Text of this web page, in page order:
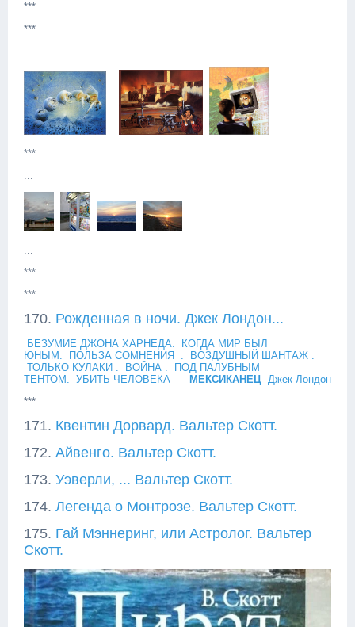
***
***
***
...
...
***
***
170. Рожденная в ночи. Джек Лондон...
БЕЗУМИЕ ДЖОНА ХАРНЕДА.
КОГДА МИР БЫЛ
ЮНЫМ.
ПОЛЬЗА СОМНЕНИЯ .
ВОЗДУШНЫЙ ШАНТАЖ .
ТОЛЬКО КУЛАКИ .
ВОЙНА .
ПОД ПАЛУБНЫМ
ТЕНТОМ. УБИТЬ ЧЕЛОВЕКА МЕКСИКАНЕЦ Джек Лондон
***
171. Квентин Дорвард. Вальтер Скотт.
172. Айвенго. Вальтер Скотт.
173. Уэверли, ... Вальтер Скотт.
174. Легенда о Монтрозе. Вальтер Скотт.
175. Гай Мэннеринг, или Астролог. Вальтер
Скотт.